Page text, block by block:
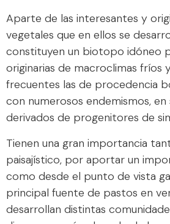
Aparte de las interesantes y
vegetales que en ellos se
constituyen un biotopo idóneo
originarias de macroclimas fríos
frecuentes las de procedencia
con numerosos endemismos, en
derivados de progenitores de
Tienen una gran importancia
paisajístico, por aportar un
como desde el punto de vista
principal fuente de pastos en
desarrollan distintas